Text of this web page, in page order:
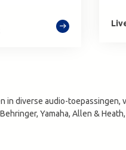
diverse audio-
Yamaha, Allen &